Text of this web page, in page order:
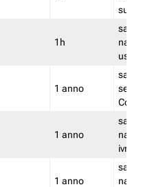
su
1h
salva
1 anno
salva
Convy
1 anno
salva
ivr
1 anno
salva